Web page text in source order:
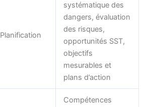
Planification
systématique des
dangers, évaluation
des risques,
opportunités SST,
objectifs
mesurables et
plans d’action
Compétences